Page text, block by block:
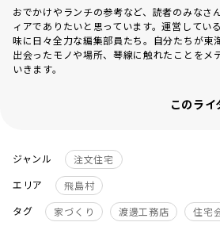
おでかけやランチの参考など、読者のみなさ
ィアでありたいと思っています。運営してい
味に日々全力な編集部員たち。自分たちが東
出会ったモノや場所、琴線に触れたことをメ
いきます。
このラ
ジャンル
注文住宅
エリア
飛島村
タグ
家づくり 渡邊工務店
住宅